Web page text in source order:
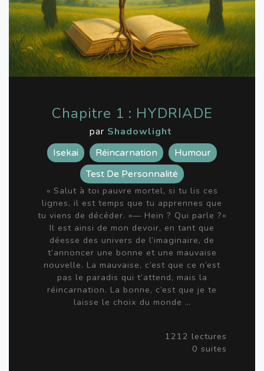
Chapitre 1 : HYDRIADE
par Shadowlight
Isekai Réincarnation
Humour
Test De Personnalité
« Salut à toi pauvre mortel, si tu lis ces
lignes, il est temps que tu apprennes que
tu viens de décéder. »— Hein ? Qui parle ?«
Il est ainsi de mon devoir, en tant que
déesse des univers de l’imaginaire, de
t’annoncer une bonne et une mauvaise
nouvelle. La mauvaise, c’est que ce n’est
pas le paradis qui t’attend, mais la
réincarnation. La bonne, c’est que je te
laisse le choix du monde …
1212 lectures
0 suites